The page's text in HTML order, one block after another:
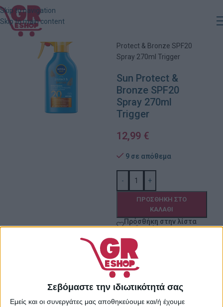
Σεβόμαστε την ιδιωτικότητά σας
Εμείς και οι συνεργάτες μας αποθηκεύουμε και/ή έχουμε
Skip to navigation
Skip to main content
Protect & Bronze SPF20
Spray 270ml Trigger
Sun Protect &
Bronze SPF20
Spray 270ml
Trigger
12,99 €
9 σε απόθεμα
- +
ΠΡΟΣΘΉΚΗ ΣΤΟ
ΚΑΛΆΘΙ
Πρόσθήκη στην λίστα
επιθυμιών
Κωδικός προϊόντος:
36941408
Κατηγορίες:
Σώματος
Προστασία & Μαύρισμα
Προσωπική Φροντίδα